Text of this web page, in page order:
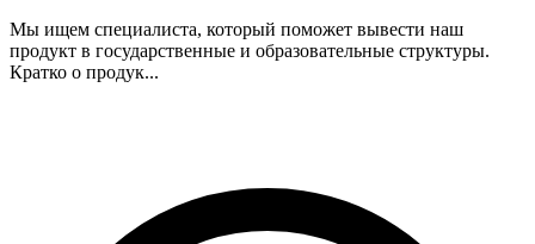
Мы ищем специалиста, который поможет вывести наш
продукт в государственные и образовательные структуры.
Кратко о продук...